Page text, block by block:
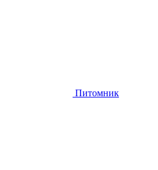
Питомник